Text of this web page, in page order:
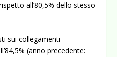
all’80,5% dello stesso
sui collegamenti
(anno precedente: